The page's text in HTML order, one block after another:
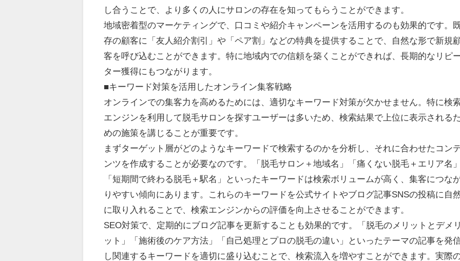
し合うことで、より多くの人にサロンの存在を知ってもらうことができます。
地域密着型のマーケティングで、口コミや紹介キャンペーンを活用するのも効果的です。
存の顧客に「友人紹介割引」や「ペア割」などの特典を提供することで、自然な形で新規
客を呼び込むことができます。特に地域内での信頼を築くことができれば、長期的なリピ
ター獲得にもつながります。
■キーワード対策を活用したオンライン集客戦略
オンラインでの集客力を高めるためには、適切なキーワード対策が欠かせません。特に検
エンジンを利用して脱毛サロンを探すユーザーは多いため、検索結果で上位に表示されるた
めの施策を講じることが重要です。
まずターゲット層がどのようなキーワードで検索するのかを分析し、それに合わせたコン
ンツを作成することが必要なのです。「脱毛サロン＋地域名」「痛くない脱毛＋エリア名」
「短期間で終わる脱毛＋駅名」といったキーワードは検索ボリュームが高く、集客につな
りやすい傾向にあります。これらのキーワードを公式サイトやブログ記事SNSの投稿に自
に取り入れることで、検索エンジンからの評価を向上させることができます。
SEO対策で、定期的にブログ記事を更新することも効果的です。「脱毛のメリットとデメリ
ット」「施術後のケア方法」「自己処理とプロの脱毛の違い」といったテーマの記事を発
し関連するキーワードを適切に盛り込むことで、検索流入を増やすことができます。実際